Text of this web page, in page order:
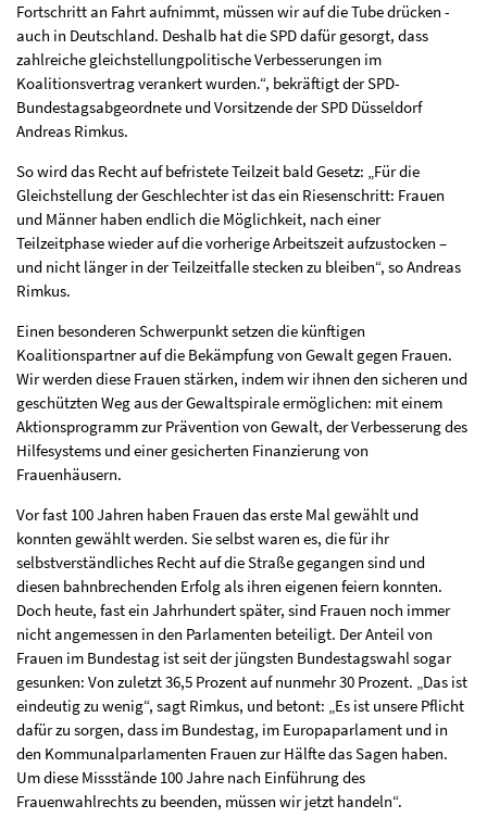
Fortschritt an Fahrt aufnimmt, müssen wir auf die Tube drücken -
auch in Deutschland. Deshalb hat die SPD dafür gesorgt, dass
zahlreiche gleichstellungpolitische Verbesserungen im
Koalitionsvertrag verankert wurden.“, bekräftigt der SPD-
Bundestagsabgeordnete und Vorsitzende der SPD Düsseldorf
Andreas Rimkus.
So wird das Recht auf befristete Teilzeit bald Gesetz: „Für die
Gleichstellung der Geschlechter ist das ein Riesenschritt: Frauen
und Männer haben endlich die Möglichkeit, nach einer
Teilzeitphase wieder auf die vorherige Arbeitszeit aufzustocken –
und nicht länger in der Teilzeitfalle stecken zu bleiben“, so Andreas
Rimkus.
Einen besonderen Schwerpunkt setzen die künftigen
Koalitionspartner auf die Bekämpfung von Gewalt gegen Frauen.
Wir werden diese Frauen stärken, indem wir ihnen den sicheren und
geschützten Weg aus der Gewaltspirale ermöglichen: mit einem
Aktionsprogramm zur Prävention von Gewalt, der Verbesserung des
Hilfesystems und einer gesicherten Finanzierung von
Frauenhäusern.
Vor fast 100 Jahren haben Frauen das erste Mal gewählt und
konnten gewählt werden. Sie selbst waren es, die für ihr
selbstverständliches Recht auf die Straße gegangen sind und
diesen bahnbrechenden Erfolg als ihren eigenen feiern konnten.
Doch heute, fast ein Jahrhundert später, sind Frauen noch immer
nicht angemessen in den Parlamenten beteiligt. Der Anteil von
Frauen im Bundestag ist seit der jüngsten Bundestagswahl sogar
gesunken: Von zuletzt 36,5 Prozent auf nunmehr 30 Prozent. „Das ist
eindeutig zu wenig“, sagt Rimkus, und betont: „Es ist unsere Pflicht
dafür zu sorgen, dass im Bundestag, im Europaparlament und in
den Kommunalparlamenten Frauen zur Hälfte das Sagen haben.
Um diese Missstände 100 Jahre nach Einführung des
Frauenwahlrechts zu beenden, müssen wir jetzt handeln“.